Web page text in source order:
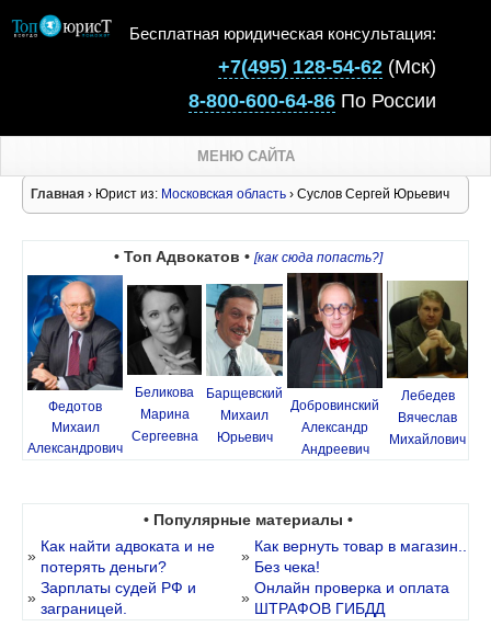
Бесплатная юридическая консультация:
+7(495) 128-54-62 (Мск)
8-800-600-64-86 По России
МЕНЮ САЙТА
Главная › Юрист из: Московская область › Суслов Сергей Юрьевич
• Топ Адвокатов • [как сюда попасть?]
Федотов
Михаил
Александрович
Беликова
Марина
Сергеевна
Барщевский
Михаил
Юрьевич
Добровинский
Александр
Андреевич
Лебедев
Вячеслав
Михайлович
• Популярные материалы •
»
Как найти адвоката и не
потерять деньги?
»
Как вернуть товар в магазин..
Без чека!
»
Зарплаты судей РФ и
заграницей.
»
Онлайн проверка и оплата
ШТРАФОВ ГИБДД